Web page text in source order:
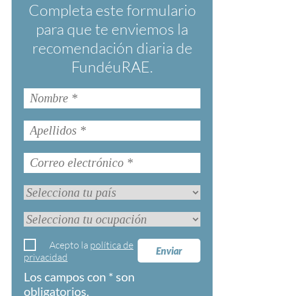
Completa este formulario
para que te enviemos la
recomendación diaria de
FundéuRAE.
Enviar
Acepto la política de
privacidad
Los campos con * son
obligatorios.